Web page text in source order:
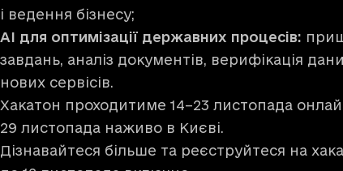
і ведення бізнесу;
AI для оптимізації державних процесів:
завдань, аналіз документів, верифікація
нових сервісів.
Хакатон проходитиме 14–23 листопада
29 листопада наживо в Києві.
Дізнавайтеся більше та реєструйтеся на